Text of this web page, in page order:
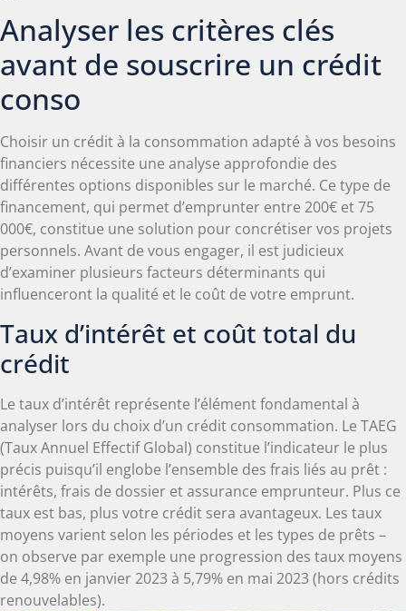
Analyser les critères clés
avant de souscrire un crédit
conso
Choisir un crédit à la consommation adapté à vos besoins
financiers nécessite une analyse approfondie des
différentes options disponibles sur le marché. Ce type de
financement, qui permet d’emprunter entre 200€ et 75
000€, constitue une solution pour concrétiser vos projets
personnels. Avant de vous engager, il est judicieux
d’examiner plusieurs facteurs déterminants qui
influenceront la qualité et le coût de votre emprunt.
Taux d’intérêt et coût total du
crédit
Le taux d’intérêt représente l’élément fondamental à
analyser lors du choix d’un crédit consommation. Le TAEG
(Taux Annuel Effectif Global) constitue l’indicateur le plus
précis puisqu’il englobe l’ensemble des frais liés au prêt :
intérêts, frais de dossier et assurance emprunteur. Plus ce
taux est bas, plus votre crédit sera avantageux. Les taux
moyens varient selon les périodes et les types de prêts –
on observe par exemple une progression des taux moyens
de 4,98% en janvier 2023 à 5,79% en mai 2023 (hors crédits
renouvelables).